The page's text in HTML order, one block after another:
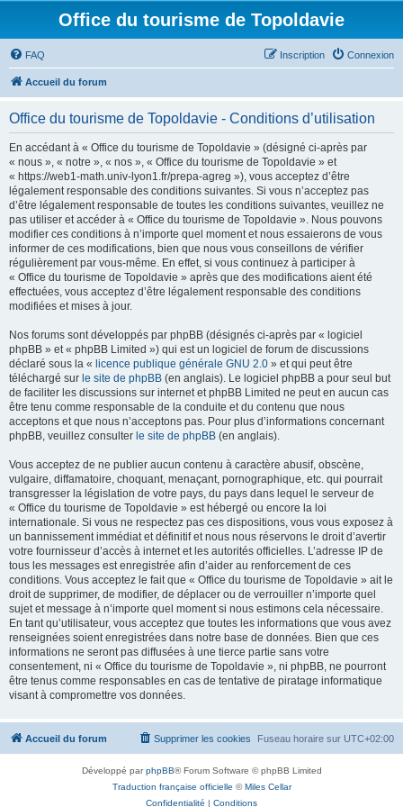
Office du tourisme de Topoldavie
FAQ Connexion
Inscription
Accueil du forum
Office du tourisme de Topoldavie - Conditions d’utilisation
En accédant à « Office du tourisme de Topoldavie » (désigné ci-après par
« nous », « notre », « nos », « Office du tourisme de Topoldavie » et
« https://web1-math.univ-lyon1.fr/prepa-agreg »), vous acceptez d’être
légalement responsable des conditions suivantes. Si vous n’acceptez pas
d’être légalement responsable de toutes les conditions suivantes, veuillez ne
pas utiliser et accéder à « Office du tourisme de Topoldavie ». Nous pouvons
modifier ces conditions à n’importe quel moment et nous essaierons de vous
informer de ces modifications, bien que nous vous conseillons de vérifier
régulièrement par vous-même. En effet, si vous continuez à participer à
« Office du tourisme de Topoldavie » après que des modifications aient été
effectuées, vous acceptez d’être légalement responsable des conditions
modifiées et mises à jour.
Nos forums sont développés par phpBB (désignés ci-après par « logiciel
phpBB » et « phpBB Limited ») qui est un logiciel de forum de discussions
déclaré sous la « licence publique générale GNU 2.0 » et qui peut être
téléchargé sur le site de phpBB (en anglais). Le logiciel phpBB a pour seul but
de faciliter les discussions sur internet et phpBB Limited ne peut en aucun cas
être tenu comme responsable de la conduite et du contenu que nous
acceptons et que nous n’acceptons pas. Pour plus d’informations concernant
phpBB, veuillez consulter le site de phpBB (en anglais).
Vous acceptez de ne publier aucun contenu à caractère abusif, obscène,
vulgaire, diffamatoire, choquant, menaçant, pornographique, etc. qui pourrait
transgresser la législation de votre pays, du pays dans lequel le serveur de
« Office du tourisme de Topoldavie » est hébergé ou encore la loi
internationale. Si vous ne respectez pas ces dispositions, vous vous exposez à
un bannissement immédiat et définitif et nous nous réservons le droit d’avertir
votre fournisseur d’accès à internet et les autorités officielles. L’adresse IP de
tous les messages est enregistrée afin d’aider au renforcement de ces
conditions. Vous acceptez le fait que « Office du tourisme de Topoldavie » ait le
droit de supprimer, de modifier, de déplacer ou de verrouiller n’importe quel
sujet et message à n’importe quel moment si nous estimons cela nécessaire.
En tant qu’utilisateur, vous acceptez que toutes les informations que vous avez
renseignées soient enregistrées dans notre base de données. Bien que ces
informations ne seront pas diffusées à une tierce partie sans votre
consentement, ni « Office du tourisme de Topoldavie », ni phpBB, ne pourront
être tenus comme responsables en cas de tentative de piratage informatique
visant à compromettre vos données.
Accueil du forum Fuseau horaire sur UTC+02:00
Supprimer les cookies
Développé parphpBB® Forum Software © phpBB Limited
Traduction française officielle ©Miles Cellar
Confidentialité | Conditions